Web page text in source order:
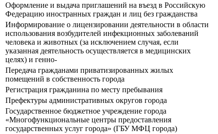
Оформление и выдача приглашений на въезд в Российскую
Федерацию иностранных граждан и лиц без гражданства
Информирование о лицензировании деятельности в области
использования возбудителей инфекционных заболеваний
человека и животных (за исключением случая, если
указанная деятельность осуществляется в медицинских
целях) и генно-
Передача гражданами приватизированных жилых
помещений в собственность города
Регистрация гражданина по месту пребывания
Префектуры административных округов города
Государственное бюджетное учреждение города
«Многофункциональные центры предоставления
государственных услуг города» (ГБУ МФЦ города)